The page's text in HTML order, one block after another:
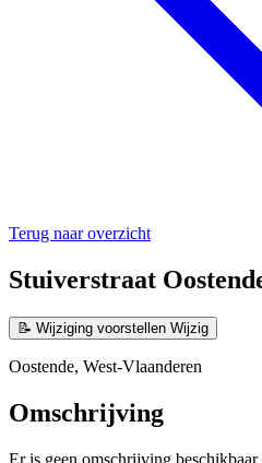
Terug naar overzicht
Stuiverstraat
📝 Wijziging voorstellen Wijzig
Oostende, West-Vlaanderen
Omschrijving
Er is geen omschrijving